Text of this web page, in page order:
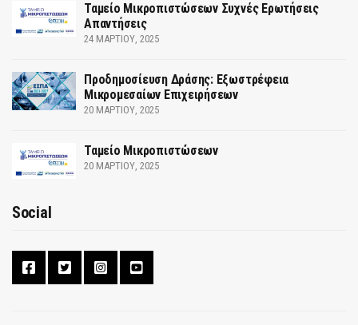
Ταμείο Μικροπιστώσεων Συχνές Ερωτήσεις
Απαντήσεις
24 ΜΑΡΤΊΟΥ, 2025
Προδημοσίευση Δράσης: Εξωστρέφεια
Μικρομεσαίων Επιχειρήσεων
20 ΜΑΡΤΊΟΥ, 2025
Ταμείο Μικροπιστώσεων
20 ΜΑΡΤΊΟΥ, 2025
Social